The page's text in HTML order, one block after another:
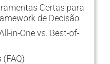
Certas para
de Decisão
in-One vs. Best-of-